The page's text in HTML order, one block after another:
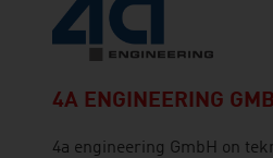
4A ENGINEERING
4a engineering GmbH on